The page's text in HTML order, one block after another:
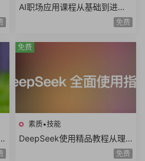
AI职场应用课程从基础到进阶
写日报做PPT做Excel写方案写
免费
素质•技能
DeepSeek使用精品教程从理
论到实践模型训练DeepSeek
免费
免费